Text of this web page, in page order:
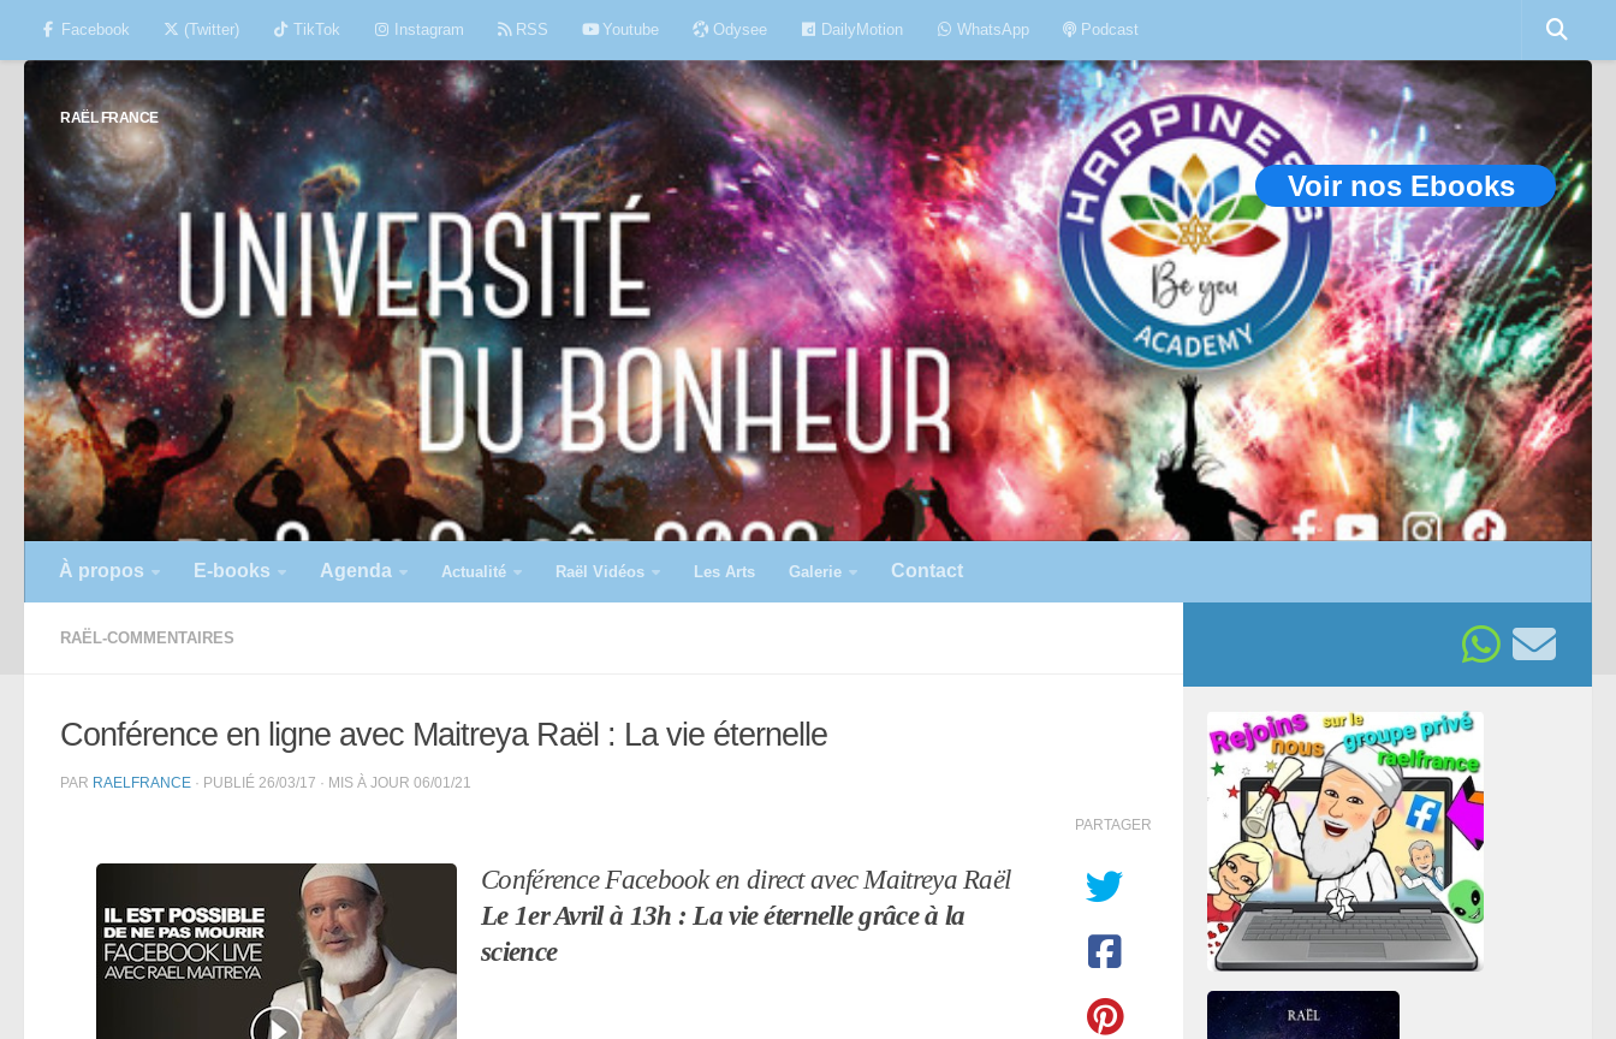
Skip to content
Facebook (Twitter) TikTok Instagram RSS Youtube Odysee DailyMotion WhatsApp Podcast
RAËL FRANCE
Voir nos Ebooks
À propos E-books Agenda Actualité Raël Vidéos Les Arts Galerie Contact
RAËL-COMMENTAIRES
Conférence en ligne avec Maitreya Raël : La vie éternelle
PAR RAELFRANCE · PUBLIÉ 26/03/17 · MIS À JOUR 06/01/21
Conférence Facebook en direct avec Maitreya Raël
Le 1er Avril à 13h : La vie éternelle grâce à la
science
PARTAGER